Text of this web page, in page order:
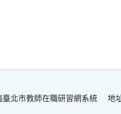
臺北市教師在職研習網系統 地